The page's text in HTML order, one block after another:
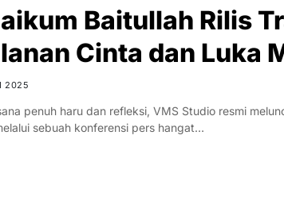
Baitullah Rilis
Cinta dan Luka
2025
penuh haru dan refleksi, VMS Studio resmi
sebuah konferensi pers hangat…